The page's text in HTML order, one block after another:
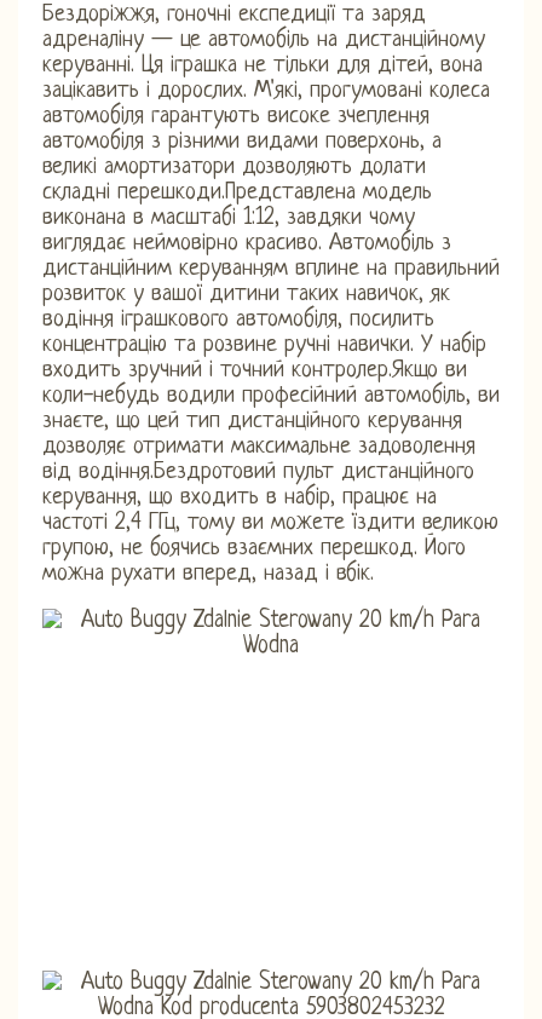
Бездоріжжя, гоночні експедиції та заряд
адреналіну — це автомобіль на дистанційному
керуванні. Ця іграшка не тільки для дітей, вона
зацікавить і дорослих. М'які, прогумовані колеса
автомобіля гарантують високе зчеплення
автомобіля з різними видами поверхонь, а
великі амортизатори дозволяють долати
складні перешкоди.Представлена ​​модель
виконана в масштабі 1:12, завдяки чому
виглядає неймовірно красиво. Автомобіль з
дистанційним керуванням вплине на правильний
розвиток у вашої дитини таких навичок, як
водіння іграшкового автомобіля, посилить
концентрацію та розвине ручні навички. У набір
входить зручний і точний контролер.Якщо ви
коли-небудь водили професійний автомобіль, ви
знаєте, що цей тип дистанційного керування
дозволяє отримати максимальне задоволення
від водіння.Бездротовий пульт дистанційного
керування, що входить в набір, працює на
частоті 2,4 ГГц, тому ви можете їздити великою
групою, не боячись взаємних перешкод. Його
можна рухати вперед, назад і вбік.